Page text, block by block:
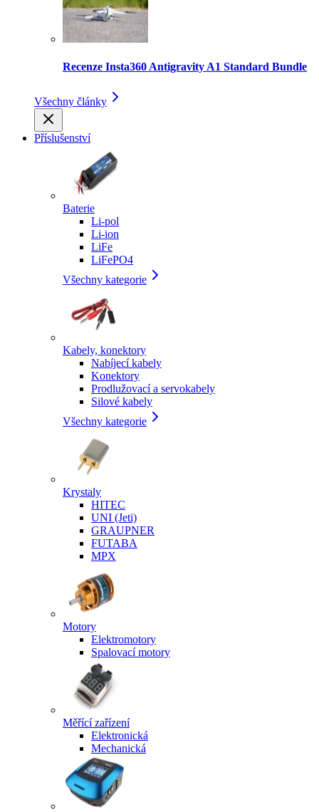
Recenze Insta360 Antigravity A1 Standard Bundle
Všechny články
Příslušenství
Baterie
Li-pol
Li-ion
LiFe
LiFePO4
Všechny kategorie
Kabely, konektory
Nabíjecí kabely
Konektory
Prodlužovací a servokabely
Silové kabely
Všechny kategorie
Krystaly
HITEC
UNI (Jeti)
GRAUPNER
FUTABA
MPX
Motory
Elektromotory
Spalovací motory
Měřící zařízení
Elektronická
Mechanická